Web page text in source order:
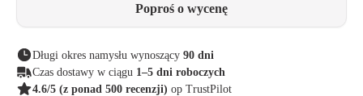
Poproś o wycenę
Długi okres namysłu wynoszący 90 dni
Czas dostawy w ciągu 1–5 dni roboczych
4.6/5 (z ponad 500 recenzji) op TrustPilot